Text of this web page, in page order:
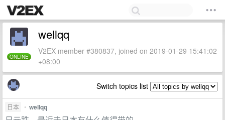
ONLINE
wellqq
V2EX member #380837, joined on 2019-01-29 15:41:02
+08:00
Switch topics list
日本 • wellqq